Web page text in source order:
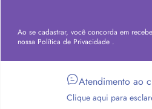
Ao se cadastrar, você concorda em
nossa Política de Privacidade .
Atendimento ao
Clique aqui para